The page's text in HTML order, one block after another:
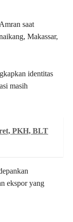
saat
Makassar,
identitas
masih
PKH, BLT
ekspor yang